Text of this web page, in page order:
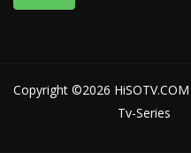
Copyright ©2026
Tv-Series